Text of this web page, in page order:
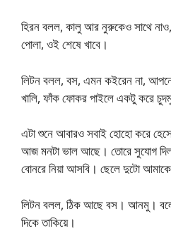
হিরন বলল, কালু আর নুরুকেও সাথে
পোলা, ওই শেষে খাবে।
লিটন বলল, বস, এমন কইরেন না,
খালি, ফাঁক ফোকর পাইলে একটু করে
এটা শুনে আবারও সবাই হোহো করে
আজ মনটা ভাল আছে। তোরে সুযোগ
বোনরে নিয়া আসবি। ছেলে দুটো আমাকে
লিটন বলল, ঠিক আছে বস। আনমু।
দিকে তাকিয়ে।